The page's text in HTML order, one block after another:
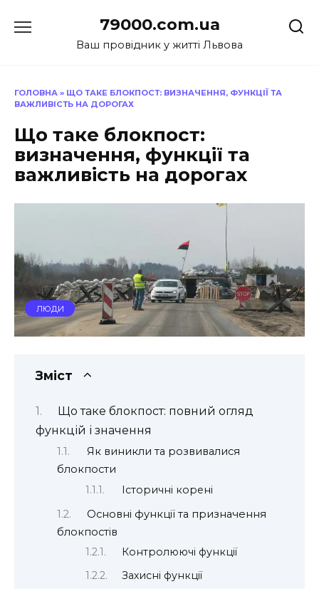
до
79000.com.ua
Ваш провідник у житті Львова
ГОЛОВНА » ЩО ТАКЕ БЛОКПОСТ: ВИЗНАЧЕННЯ, ФУНКЦІЇ ТА
ВАЖЛИВІСТЬ НА ДОРОГАХ
Що таке блокпост:
визначення, функції та
важливість на дорогах
ЛЮДИ
Зміст
Що таке блокпост: повний огляд
функцій і значення
Як виникли та розвивалися
блокпости
Історичні корені
Основні функції та призначення
блокпостів
Контролюючі функції
Захисні функції